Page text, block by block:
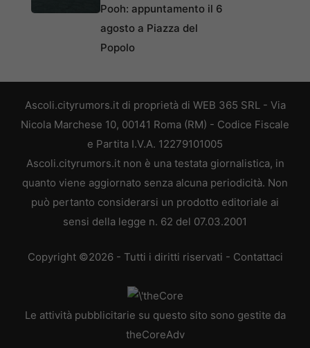
Pooh: appuntamento il 6
agosto a Piazza del
Popolo
Ascoli.cityrumors.it di proprietà di WEB 365 SRL - Via
Nicola Marchese 10, 00141 Roma (RM) - Codice Fiscale
e Partita I.V.A. 12279101005
Ascoli.cityrumors.it non è una testata giornalistica, in
quanto viene aggiornato senza alcuna periodicità. Non
può pertanto considerarsi un prodotto editoriale ai
sensi della legge n. 62 del 07.03.2001
Copyright ©2026 - Tutti i diritti riservati - Contattaci
Le attività pubblicitarie su questo sito sono gestite da
theCoreAdv